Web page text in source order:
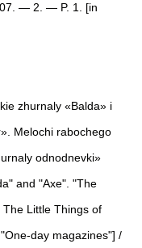
— 2. — P. 1. [in
zhurnaly «Balda» i
Melochi rabochego
odnodnevki»
and "Axe". "The
Little Things of
day magazines"] /